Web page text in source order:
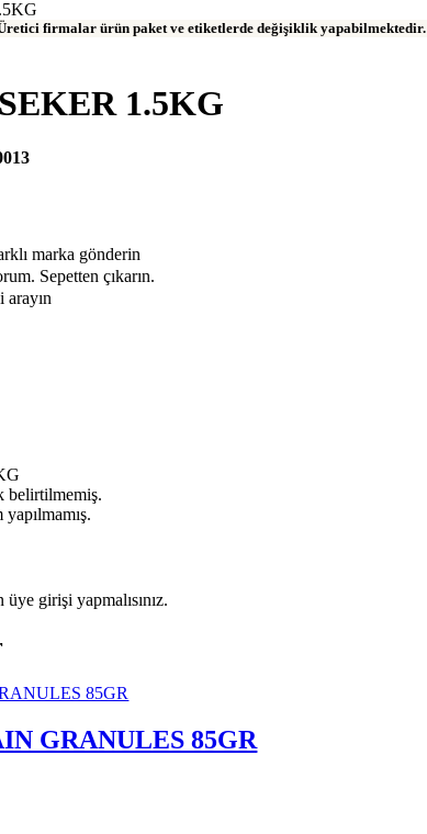
firmalar ürün paket ve etiketlerde değişiklik yapabilmektedir.
1.5KG
marka gönderin
Sepetten çıkarın.
arayın
belirtilmemiş.
girişi yapmalısınız.
GRANULES 85GR